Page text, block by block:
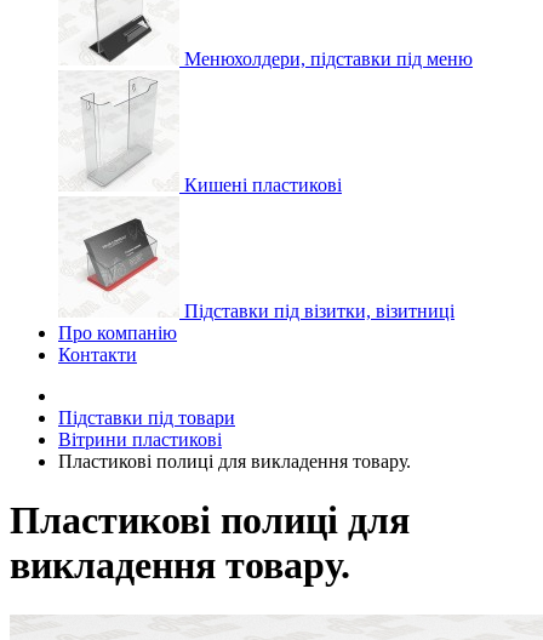
Менюхолдери, підставки під меню
Кишені пластикові
Підставки під візитки, візитниці
Про компанію
Контакти
Підставки під товари
Вітрини пластикові
Пластикові полиці для викладення товару.
Пластикові полиці для
викладення товару.